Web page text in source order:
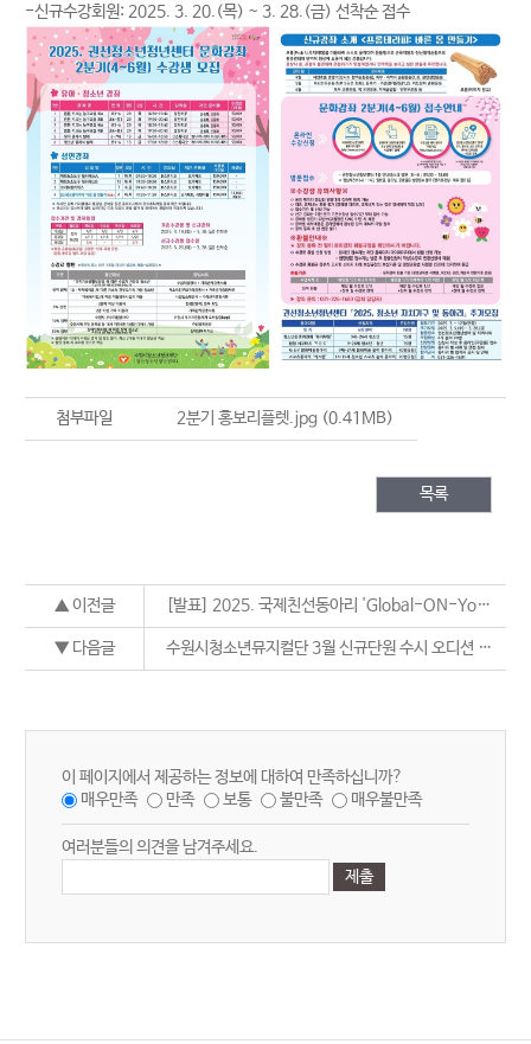
-신규수강회원: 2025. 3. 20.(목) ~ 3. 28.(금) 선착순 접수
첨부파일 2분기 홍보리플렛.jpg (0.41MB)
목록
▲ 이전글 [발표] 2025. 국제친선동아리 'Global-ON-Youth' 추가모집 최종합격자 안내
▼ 다음글 수원시청소년뮤지컬단 3월 신규단원 수시 오디션 지원자 안내
이 페이지에서 제공하는 정보에 대하여 만족하십니까?
매우만족
만족 보통 불만족 매우불만족
여러분들의 의견을 남겨주세요.